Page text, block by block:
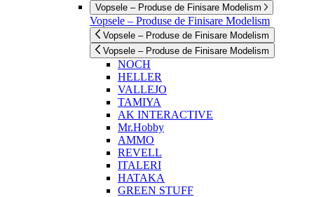
Vopsele – Produse de Finisare Modelism
Vopsele – Produse de Finisare Modelism
Vopsele – Produse de Finisare Modelism
Vopsele – Produse de Finisare Modelism
NOCH
HELLER
VALLEJO
TAMIYA
AK INTERACTIVE
Mr.Hobby
AMMO
REVELL
ITALERI
HATAKA
GREEN STUFF